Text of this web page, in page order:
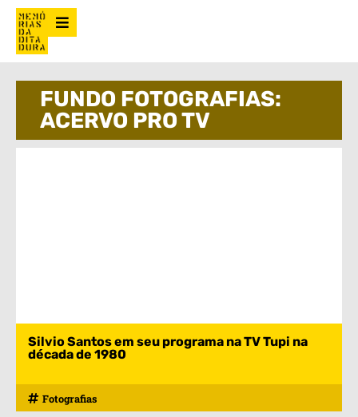
FUNDO FOTOGRAFIAS:
ACERVO PRO TV
Silvio Santos em seu programa na TV Tupi na
década de 1980
Fotografias